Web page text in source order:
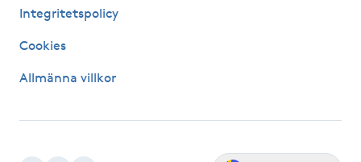
Hyperhidros
Hypnos
Integritetspolicy
Cookies
Allmänna villkor